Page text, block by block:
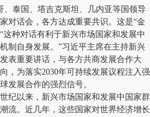
泰国、塔吉克斯坦、几内亚等国领导
对话会，各方达成重要共识。这是“金
这种对话有利于新兴市场国家和发展中
制自身发展。”习近平主席在主持新兴
表重要讲话，与各方共商发展合作大
，为落实2030年可持续发展议程注入强
发展合作的强烈信号。
以来，新兴市场国家和发展中国家群
流。近几年，这些国家对世界经济增长